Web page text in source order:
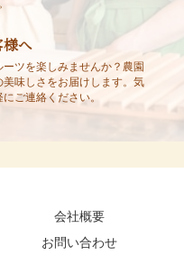
へ
ツを楽しみませんか？農園
味しさをお届けします。気
ご連絡ください。
会社概要
お問い合わせ